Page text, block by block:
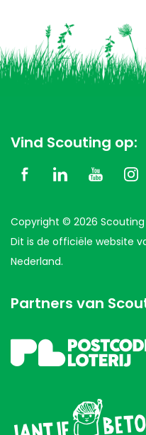
Vind Scouting op:
Copyright © 2026 Scouting
Dit is de officiële website
Nederland.
Partners van